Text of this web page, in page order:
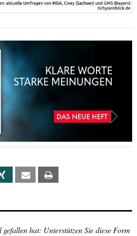
Xing Email
hat: Unterstützen Sie diese Form